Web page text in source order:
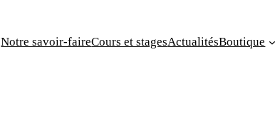
Notre savoir-faireCours et stagesActualitésBoutique